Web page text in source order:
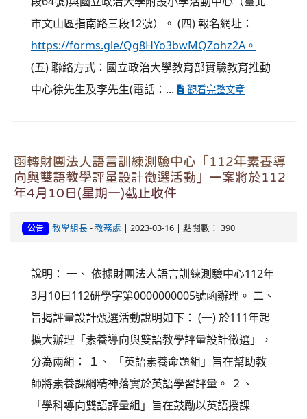
市文山區指南路三段12號）。 (四) 報名網址：
https://forms.gle/Qg8HYo3bwMQZohz2A。
(五) 聯絡方式：國立政治大學教育部實驗教育推動
中心徐先生及李先生(電話：...
觀看完整文章
函轉財團法人語言訓練測驗中心「112年素養導
向與雙語教學評量設計徵選活動」一案將於112
年4月10日(星期一)截止收件
公告 教學組長-教務處 | 2023-03-16 | 點閱數： 390
說明： 一、 依據財團法人語言訓練測驗中心112年
3月10日112研學字第0000000005號函辦理。 二、
旨揭評量設計甄選活動說明如下： (一) 於111年起
擴大辦理「素養導向與雙語教學評量設計徵選」，
分為兩組： １、 「英語素養命題組」旨在幫助教
師將素養課綱精神落實於英語學習評量。 ２、
「學科導向雙語評量組」旨在鼓勵以英語授課